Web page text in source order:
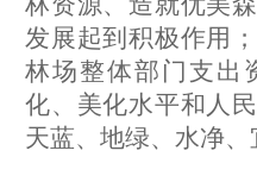
发展起到积极作用
林场整体部门支出
化、美化水平和人
天蓝、地绿、水净、